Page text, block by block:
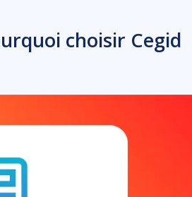
choisir Cegid